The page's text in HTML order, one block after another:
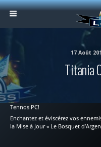
17 Août
Titania
Tennos PC!
Enchantez et éviscérez vos
la Mise à Jour « Le Bosquet